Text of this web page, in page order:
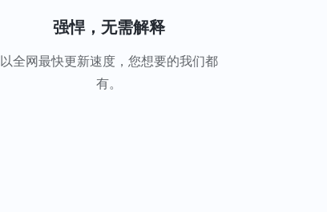
强悍，无需解释
以全网最快更新速度，您想要的我们都
有。